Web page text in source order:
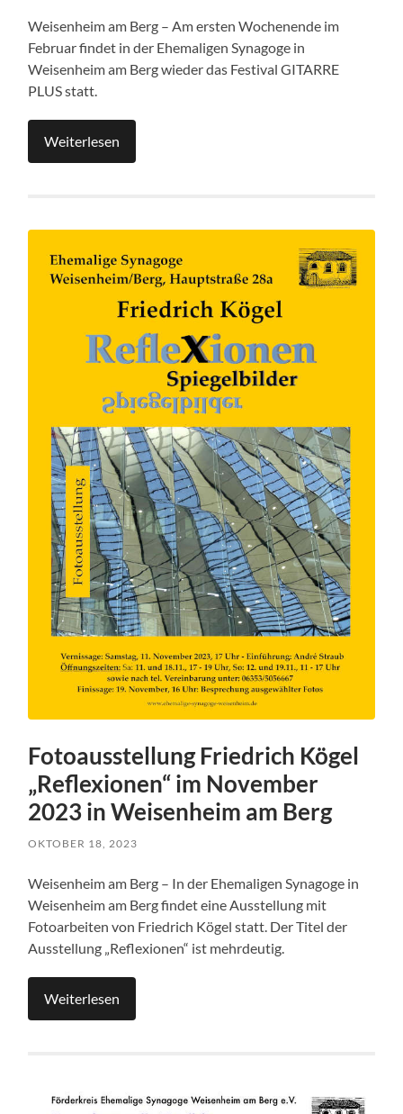
Weisenheim am Berg – Am ersten Wochenende im
Februar findet in der Ehemaligen Synagoge in
Weisenheim am Berg wieder das Festival GITARRE
PLUS statt.
Weiterlesen
Fotoausstellung Friedrich Kögel
„Reflexionen“ im November
2023 in Weisenheim am Berg
OKTOBER 18, 2023
Weisenheim am Berg – In der Ehemaligen Synagoge in
Weisenheim am Berg findet eine Ausstellung mit
Fotoarbeiten von Friedrich Kögel statt. Der Titel der
Ausstellung „Reflexionen“ ist mehrdeutig.
Weiterlesen